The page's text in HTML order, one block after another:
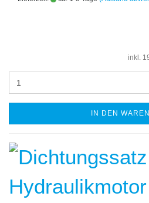
inkl.
IN DEN